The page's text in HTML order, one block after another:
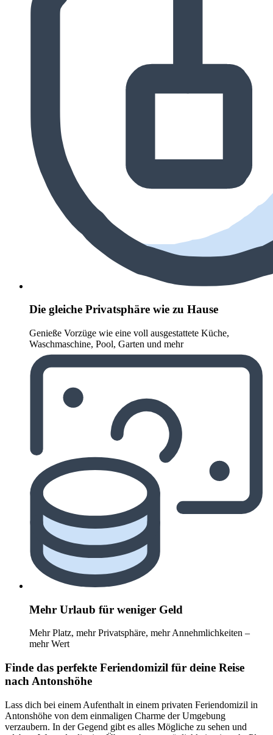
Die gleiche Privatsphäre wie zu Hause
Genieße Vorzüge wie eine voll ausgestattete Küche,
Waschmaschine, Pool, Garten und mehr
Mehr Urlaub für weniger Geld
Mehr Platz, mehr Privatsphäre, mehr Annehmlichkeiten –
mehr Wert
Finde das perfekte Feriendomizil für deine Reise
nach Antonshöhe
Lass dich bei einem Aufenthalt in einem privaten Feriendomizil in
Antonshöhe von dem einmaligen Charme der Umgebung
verzaubern. In der Gegend gibt es alles Mögliche zu sehen und